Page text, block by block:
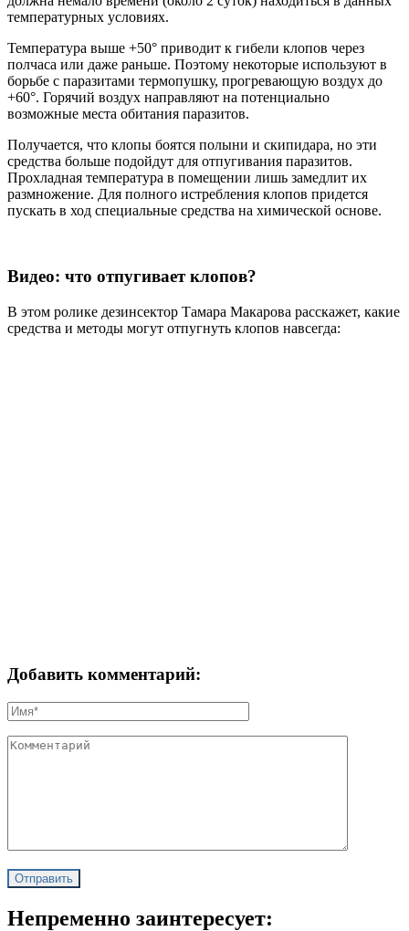
температурных условиях.
Температура выше +50° приводит к гибели клопов через
полчаса или даже раньше. Поэтому некоторые используют в
борьбе с паразитами термопушку, прогревающую воздух до
+60°. Горячий воздух направляют на потенциально
возможные места обитания паразитов.
Получается, что клопы боятся полыни и скипидара, но эти
средства больше подойдут для отпугивания паразитов.
Прохладная температура в помещении лишь замедлит их
размножение. Для полного истребления клопов придется
пускать в ход специальные средства на химической основе.
Видео: что отпугивает клопов?
В этом ролике дезинсектор Тамара Макарова расскажет, какие
средства и методы могут отпугнуть клопов навсегда:
Добавить комментарий:
Непременно заинтересует: